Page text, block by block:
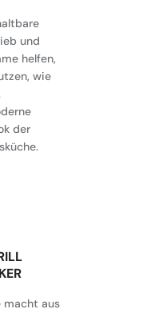
und
helfen,
wie
der
macht aus